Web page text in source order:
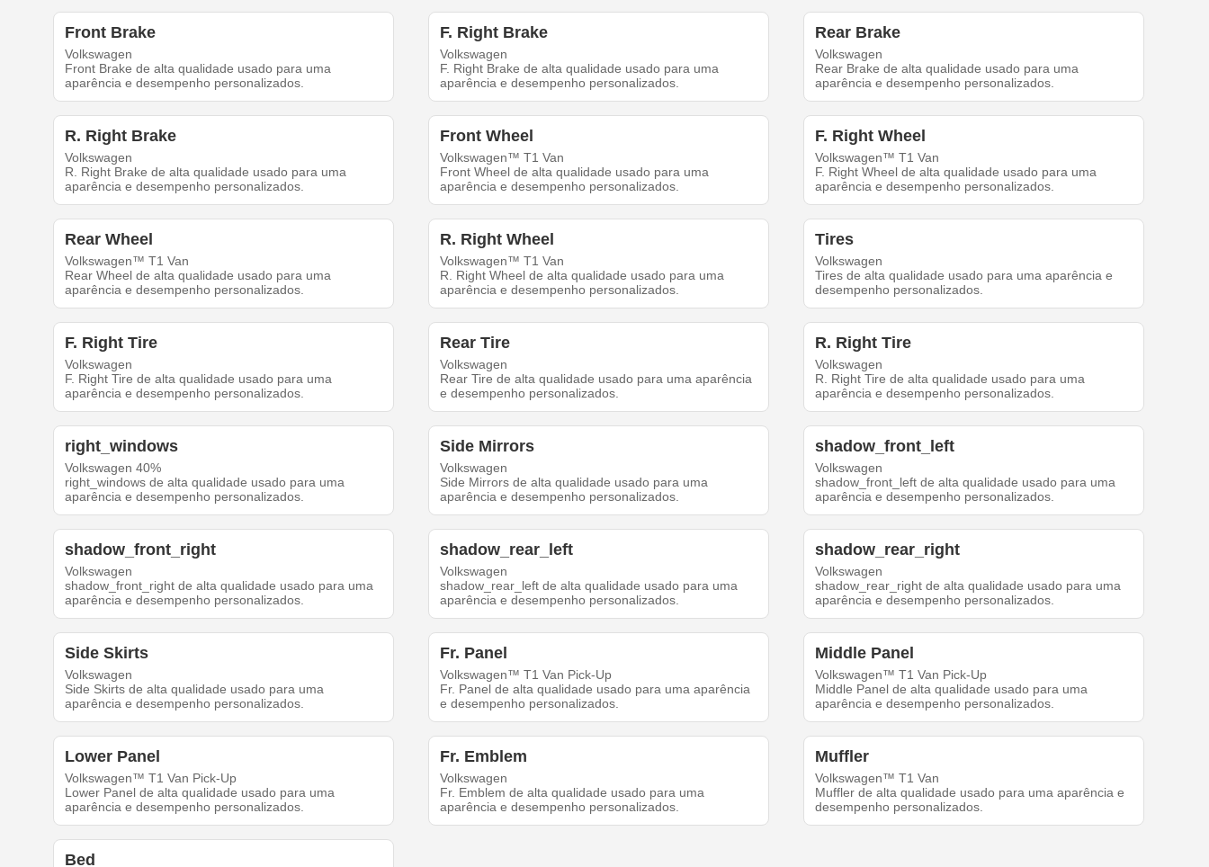
Front Brake
Volkswagen
Front Brake de alta qualidade usado para uma
aparência e desempenho personalizados.
F. Right Brake
Volkswagen
F. Right Brake de alta qualidade usado para uma
aparência e desempenho personalizados.
Rear Brake
Volkswagen
Rear Brake de alta qualidade usado para uma
aparência e desempenho personalizados.
R. Right Brake
Volkswagen
R. Right Brake de alta qualidade usado para uma
aparência e desempenho personalizados.
Front Wheel
Volkswagen™ T1 Van
Front Wheel de alta qualidade usado para uma
aparência e desempenho personalizados.
F. Right Wheel
Volkswagen™ T1 Van
F. Right Wheel de alta qualidade usado para uma
aparência e desempenho personalizados.
Rear Wheel
Volkswagen™ T1 Van
Rear Wheel de alta qualidade usado para uma
aparência e desempenho personalizados.
R. Right Wheel
Volkswagen™ T1 Van
R. Right Wheel de alta qualidade usado para uma
aparência e desempenho personalizados.
Tires
Volkswagen
Tires de alta qualidade usado para uma aparência e
desempenho personalizados.
F. Right Tire
Volkswagen
F. Right Tire de alta qualidade usado para uma
aparência e desempenho personalizados.
Rear Tire
Volkswagen
Rear Tire de alta qualidade usado para uma aparência
e desempenho personalizados.
R. Right Tire
Volkswagen
R. Right Tire de alta qualidade usado para uma
aparência e desempenho personalizados.
right_windows
Volkswagen 40%
right_windows de alta qualidade usado para uma
aparência e desempenho personalizados.
Side Mirrors
Volkswagen
Side Mirrors de alta qualidade usado para uma
aparência e desempenho personalizados.
shadow_front_left
Volkswagen
shadow_front_left de alta qualidade usado para uma
aparência e desempenho personalizados.
shadow_front_right
Volkswagen
shadow_front_right de alta qualidade usado para uma
aparência e desempenho personalizados.
shadow_rear_left
Volkswagen
shadow_rear_left de alta qualidade usado para uma
aparência e desempenho personalizados.
shadow_rear_right
Volkswagen
shadow_rear_right de alta qualidade usado para uma
aparência e desempenho personalizados.
Side Skirts
Volkswagen
Side Skirts de alta qualidade usado para uma
aparência e desempenho personalizados.
Fr. Panel
Volkswagen™ T1 Van Pick-Up
Fr. Panel de alta qualidade usado para uma aparência
e desempenho personalizados.
Middle Panel
Volkswagen™ T1 Van Pick-Up
Middle Panel de alta qualidade usado para uma
aparência e desempenho personalizados.
Lower Panel
Volkswagen™ T1 Van Pick-Up
Lower Panel de alta qualidade usado para uma
aparência e desempenho personalizados.
Fr. Emblem
Volkswagen
Fr. Emblem de alta qualidade usado para uma
aparência e desempenho personalizados.
Muffler
Volkswagen™ T1 Van
Muffler de alta qualidade usado para uma aparência e
desempenho personalizados.
Bed